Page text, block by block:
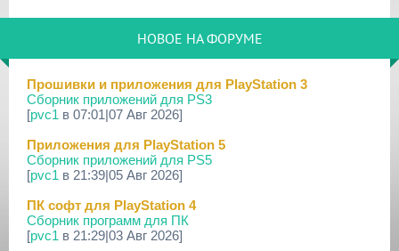
19 Мар 2026
18 Мар 2026
[PS3] Программное Обеспечение 4.93 для PlayStation...
17 Мар 2026
[PS4] Программное Обеспечение 13.50 для PlayStatio...
[PS5] Программное Обеспечение 26.02-13.00.00 для P...
19 Фев 2026
НОВОЕ НА ФОРУМЕ
Прошивки и приложения для PlayStation 3
Сборник приложений для PS3
[pvc1 в 07:01|07 Авг 2026]
Приложения для PlayStation 5
Сборник приложений для PS5
[pvc1 в 21:39|05 Авг 2026]
ПК софт для PlayStation 4
Сборник программ для ПК
[pvc1 в 21:29|03 Авг 2026]